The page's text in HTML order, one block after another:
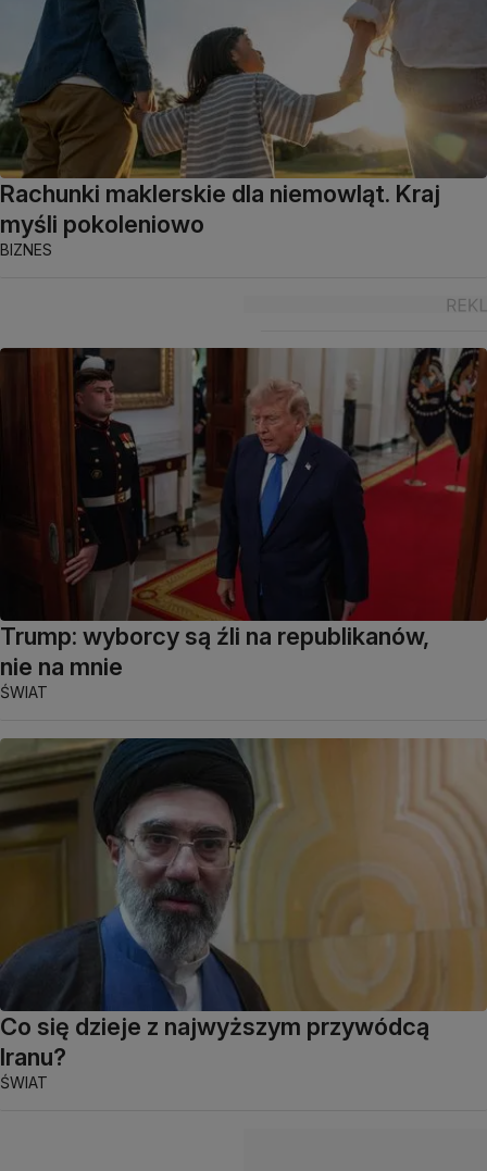
Rachunki maklerskie dla niemowląt. Kraj
myśli pokoleniowo
BIZNES
Trump: wyborcy są źli na republikanów,
nie na mnie
ŚWIAT
Co się dzieje z najwyższym przywódcą
Iranu?
ŚWIAT